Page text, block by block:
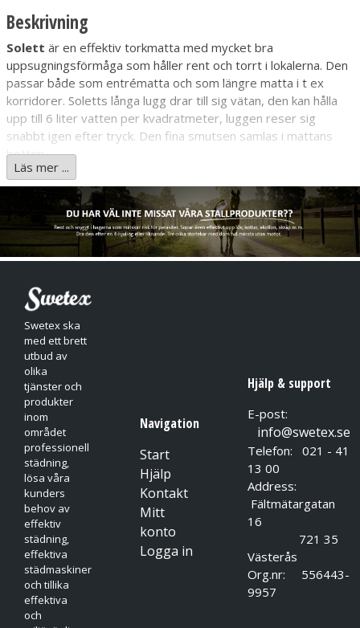
Beskrivning
Solett är en effektiv torkmatta med mycket bra
uppsugningsförmåga som håller rent och torrt i lokalerna. Den
passar både som entrématta och som längre matta i t ex
korridorer. Soletts långa lugg drar till sig vätan, den kan hålla
upp till 6 liter vatten per kvadratmeter, luggen reser sig
snabbt igen efter tryck. Den fina smutsen samlas i mattans
botten.
Solett tål de flesta städkemikalier, dammsug eller spola av
den, Solett är lätt att få ren.
Solett finns i färdiga storlekar och som rullvara i tre bredder.
Kapa själv rullvaran till valfria längder eller beställ på löpmeter,
så kan du få kantning även på kortsidorna. Mattan går att
klippa och skära i utan att den repar upp sig.
Läs mer ...
Swetex ska
med ett brett
utbud av
olika
tjänster och
produkter
inom
området
professionell
städning,
lösa våra
kunders
behov av
effektiv
städning,
effektiva
städmaskiner
och tillika
effektiva
och
Navigation
Start
Hjälp
Kontakt
Mitt
konto
Logga in
Hjälp & support
E-post:
info@swetex.se
Telefon: 021 - 41
13 00
Address:
Fältmätargatan
16
721 35
Västerås
Org.nr: 556443-
9957